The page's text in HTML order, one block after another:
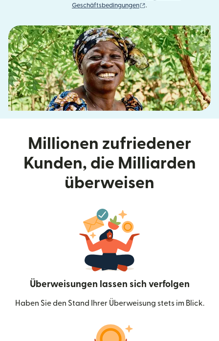
Geschäftsbedingungen
.
Millionen zufriedener
Kunden, die Milliarden
überweisen
Überweisungen lassen sich verfolgen
Haben Sie den Stand Ihrer Überweisung stets im Blick.